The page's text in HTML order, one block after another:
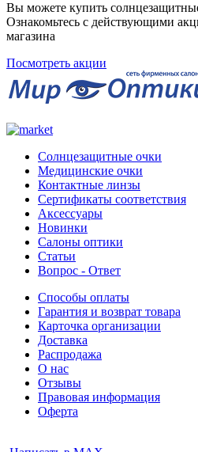
Вы можете купить
Ознакомьтесь с действующими
магазина
Посмотреть акции
Солнцезащитные очки
Медицинские очки
Контактные линзы
Сертификаты соответствия
Аксессуары
Новинки
Салоны оптики
Статьи
Вопрос - Ответ
Способы оплаты
Гарантия и возврат товара
Карточка организации
Доставка
Распродажа
О нас
Отзывы
Правовая информация
Оферта